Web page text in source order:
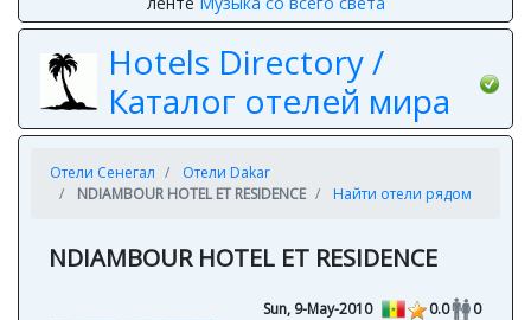
Hotels Directory /
Каталог отелей мира
Отели Сенегал
Отели Dakar
NDIAMBOUR HOTEL ET RESIDENCE
Найти отели рядом
NDIAMBOUR HOTEL ET RESIDENCE
Sun, 9-May-2010 0.0 0